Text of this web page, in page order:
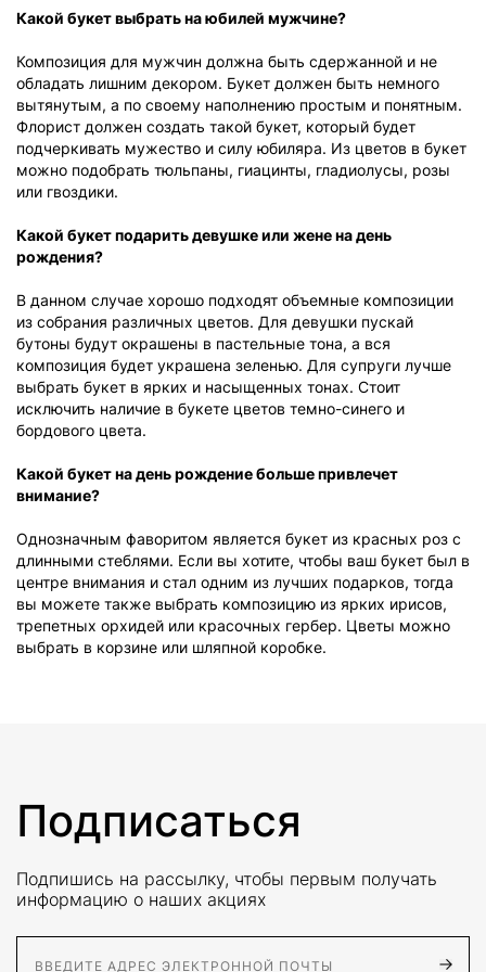
Какой букет выбрать на юбилей мужчине?
Композиция для мужчин должна быть сдержанной и не
обладать лишним декором. Букет должен быть немного
вытянутым, а по своему наполнению простым и понятным.
Флорист должен создать такой букет, который будет
подчеркивать мужество и силу юбиляра. Из цветов в букет
можно подобрать тюльпаны, гиацинты, гладиолусы, розы
или гвоздики.
Какой букет подарить девушке или жене на день
рождения?
В данном случае хорошо подходят объемные композиции
из собрания различных цветов. Для девушки пускай
бутоны будут окрашены в пастельные тона, а вся
композиция будет украшена зеленью. Для супруги лучше
выбрать букет в ярких и насыщенных тонах. Стоит
исключить наличие в букете цветов темно-синего и
бордового цвета.
Какой букет на день рождение больше привлечет
внимание?
Однозначным фаворитом является букет из красных роз с
длинными стеблями. Если вы хотите, чтобы ваш букет был в
центре внимания и стал одним из лучших подарков, тогда
вы можете также выбрать композицию из ярких ирисов,
трепетных орхидей или красочных гербер. Цветы можно
выбрать в корзине или шляпной коробке.
Подписаться
Подпишись на рассылку, чтобы первым получать
информацию о наших акциях